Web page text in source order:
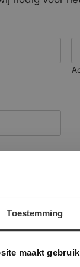
Toestemming
maaktDeze
onze